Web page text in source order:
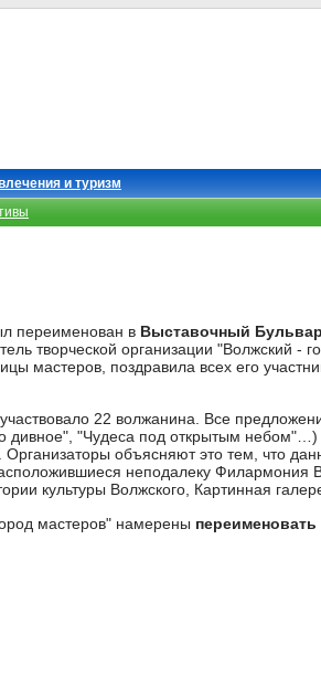
и туризм
переименован в Выставочный
творческой организации "Волжский -
мастеров, поздравила всех его
22 волжанина. Все
"Чудеса под открытым небом"…)
объясняют это тем, что
неподалеку Филармония
культуры Волжского, Картинная
мастеров" намерены